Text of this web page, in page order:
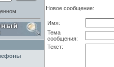
Новое сообщение:
Имя:
Тема
сообщения:
Текст: